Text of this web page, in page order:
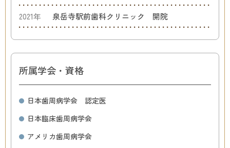
2021年 泉岳寺駅前歯科クリニック 開院
所属学会・資格
日本歯周病学会 認定医
日本臨床歯周病学会
アメリカ歯周病学会